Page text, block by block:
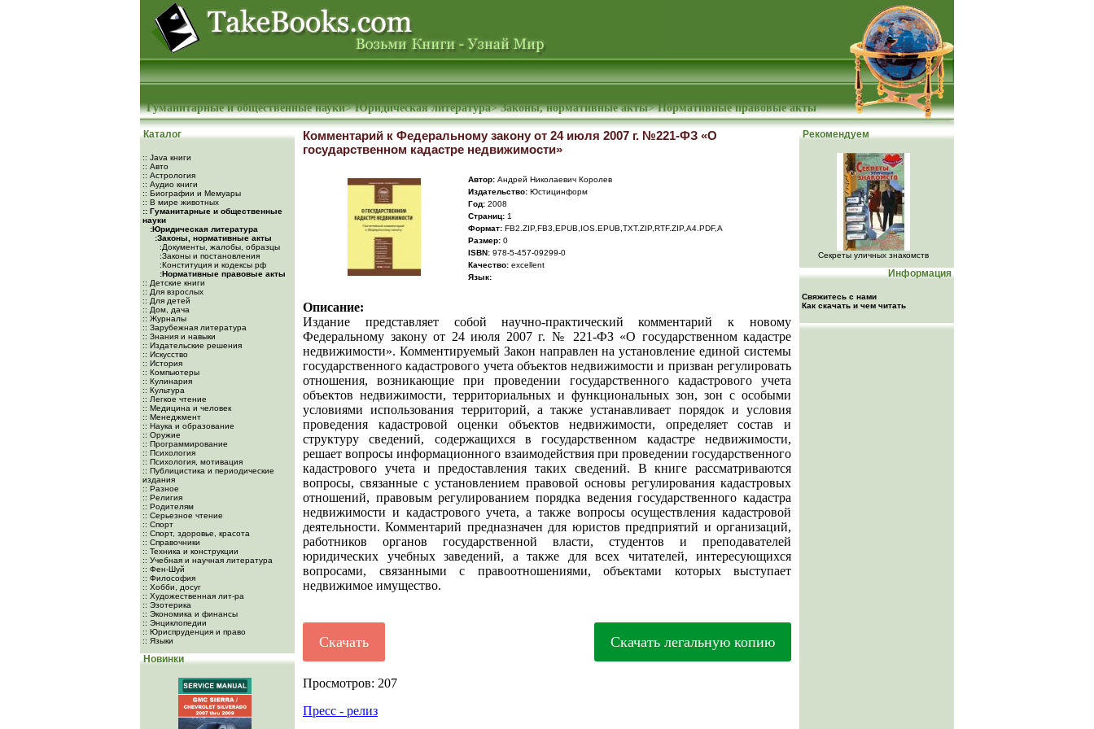
Гуманитарные и общественные науки>Юридическая литература>Законы, нормативные акты>Нормативные правовые акты
Каталог
:: Java книги
:: Авто
:: Астрология
:: Аудио книги
:: Биографии и Мемуары
:: В мире животных
:: Гуманитарные и общественные
науки
:Юридическая литература
:Законы, нормативные акты
:Документы, жалобы, образцы
:Законы и постановления
:Конституция и кодексы рф
:Нормативные правовые акты
:: Детские книги
:: Для взрослых
:: Для детей
:: Дом, дача
:: Журналы
:: Зарубежная литература
:: Знания и навыки
:: Издательские решения
:: Искусство
:: История
:: Компьютеры
:: Кулинария
:: Культура
:: Легкое чтение
:: Медицина и человек
:: Менеджмент
:: Наука и образование
:: Оружие
:: Программирование
:: Психология
:: Психология, мотивация
:: Публицистика и периодические
издания
:: Разное
:: Религия
:: Родителям
:: Серьезное чтение
:: Спорт
:: Спорт, здоровье, красота
:: Справочники
:: Техника и конструкции
:: Учебная и научная литература
:: Фен-Шуй
:: Философия
:: Хобби, досуг
:: Художественная лит-ра
:: Эзотерика
:: Экономика и финансы
:: Энциклопедии
:: Юриспруденция и право
:: Языки
Новинки
Комментарий к Федеральному закону от 24 июля 2007 г. №221-ФЗ «О
государственном кадастре недвижимости»
Автор: Андрей Николаевич Королев
Издательство: Юстицинформ
Год: 2008
Cтраниц: 1
Формат: FB2.ZIP,FB3,EPUB,IOS.EPUB,TXT.ZIP,RTF.ZIP,A4.PDF,A
Размер: 0
ISBN: 978-5-457-09299-0
Качество: excellent
Язык:
Описание:
Издание представляет собой научно-практический комментарий к новому
Федеральному закону от 24 июля 2007 г. № 221-ФЗ «О государственном кадастре
недвижимости». Комментируемый Закон направлен на установление единой системы
государственного кадастрового учета объектов недвижимости и призван регулировать
отношения, возникающие при проведении государственного кадастрового учета
объектов недвижимости, территориальных и функциональных зон, зон с особыми
условиями использования территорий, а также устанавливает порядок и условия
проведения кадастровой оценки объектов недвижимости, определяет состав и
структуру сведений, содержащихся в государственном кадастре недвижимости,
решает вопросы информационного взаимодействия при проведении государственного
кадастрового учета и предоставления таких сведений. В книге рассматриваются
вопросы, связанные с установлением правовой основы регулирования кадастровых
отношений, правовым регулированием порядка ведения государственного кадастра
недвижимости и кадастрового учета, а также вопросы осуществления кадастровой
деятельности. Комментарий предназначен для юристов предприятий и организаций,
работников органов государственной власти, студентов и преподавателей
юридических учебных заведений, а также для всех читателей, интересующихся
вопросами, связанными с правоотношениями, объектами которых выступает
недвижимое имущество.
Скачать Скачать легальную копию
Просмотров: 207
Пресс - релиз
Рекомендуем
Секреты уличных знакомств
Информация
Свяжитесь с нами
Как скачать и чем читать